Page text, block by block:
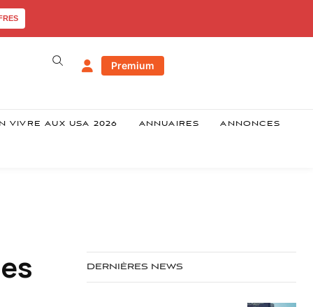
Premium
VIVRE AUX USA 2026 ANNUAIRES ANNONCES
DERNIÈRES NEWS